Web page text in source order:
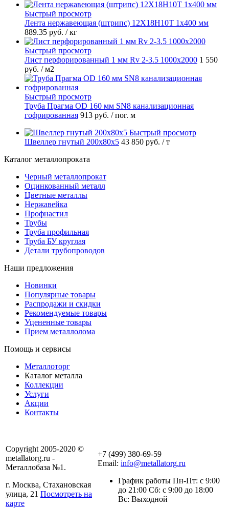
Быстрый просмотр
Лента нержавеющая (штрипс) 12Х18Н10Т 1х400 мм
889.35 руб. / кг
Быстрый просмотр
Лист перфорированный 1 мм Rv 2-3.5 1000х2000 1 550
руб. / м2
Быстрый просмотр
Труба Прагма OD 160 мм SN8 канализационная
гофрированная 913 руб. / пог. м
Быстрый просмотр
Швеллер гнутый 200х80х5 43 850 руб. / т
Каталог металлопроката
Черный металлопрокат
Оцинкованный металл
Цветные металлы
Нержавейка
Профнастил
Трубы
Труба профильная
Труба БУ круглая
Детали трубопроводов
Наши предложения
Новинки
Популярные товары
Распродажи и скидки
Рекомендуемые товары
Уцененные товары
Прием металлолома
Помощь и сервисы
Металлоторг
Каталог металла
Коллекции
Услуги
Акции
Контакты
Copyright 2005-2020 ©
metallatorg.ru -
Металлобаза №1.
г. Москва, Стахановская
улица, 21 Посмотреть на
карте
+7 (499) 380-69-59
Email: info@metallatorg.ru
График работы Пн-Пт: с 9:00
до 21:00 Сб: с 9:00 до 18:00
Вс: Выходной